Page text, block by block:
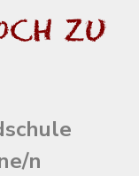
Zu
n